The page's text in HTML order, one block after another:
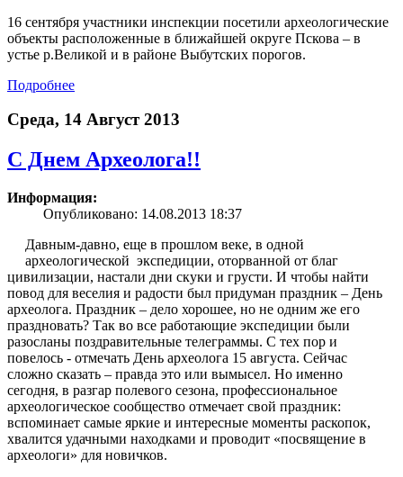
16 сентября участники инспекции посетили археологические
объекты расположенные в ближайшей округе Пскова – в
устье р.Великой и в районе Выбутских порогов.
Подробнее
Среда, 14 Август 2013
С Днем Археолога!!
Информация:
Опубликовано: 14.08.2013 18:37
Давным-давно, еще в прошлом веке, в одной
археологической экспедиции, оторванной от благ
цивилизации, настали дни скуки и грусти. И чтобы найти
повод для веселия и радости был придуман праздник – День
археолога. Праздник – дело хорошее, но не одним же его
праздновать? Так во все работающие экспедиции были
разосланы поздравительные телеграммы. С тех пор и
повелось - отмечать День археолога 15 августа. Сейчас
сложно сказать – правда это или вымысел. Но именно
сегодня, в разгар полевого сезона, профессиональное
археологическое сообщество отмечает свой праздник:
вспоминает самые яркие и интересные моменты раскопок,
хвалится удачными находками и проводит «посвящение в
археологи» для новичков.